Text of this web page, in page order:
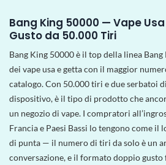
Bang King 50000 — Vape
Gusto da 50.000 Tiri
Bang King 50000 è il top della linea
dei vape usa e getta con il maggior
catalogo. Con 50.000 tiri e due serbatoi
dispositivo, è il tipo di prodotto che
un negozio di vape. I compratori
Francia e Paesi Bassi lo tengono come il
di punta — il numero di tiri da solo è un
conversazione, e il formato doppio